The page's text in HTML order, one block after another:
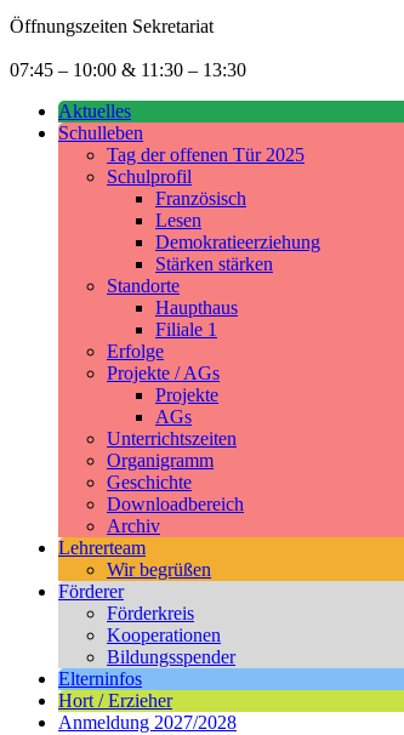
Öffnungszeiten Sekretariat
07:45 – 10:00 & 11:30 – 13:30
Aktuelles
Schulleben
Tag der offenen Tür 2025
Schulprofil
Französisch
Lesen
Demokratieerziehung
Stärken stärken
Standorte
Haupthaus
Filiale 1
Erfolge
Projekte / AGs
Projekte
AGs
Unterrichtszeiten
Organigramm
Geschichte
Downloadbereich
Archiv
Lehrerteam
Wir begrüßen
Förderer
Förderkreis
Kooperationen
Bildungsspender
Elterninfos
Hort / Erzieher
Anmeldung 2027/2028